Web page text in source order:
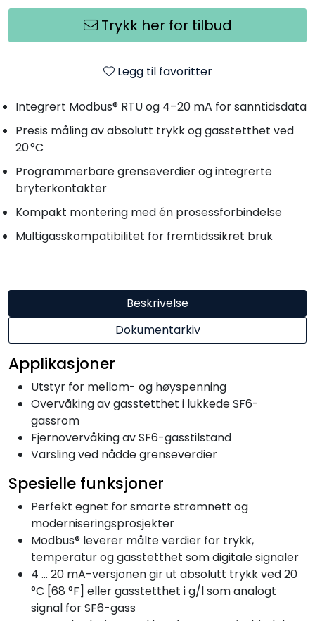
Trykk her for tilbud
Legg til favoritter
Integrert Modbus® RTU og 4–20 mA for sanntidsdata
Presis måling av absolutt trykk og gasstetthet ved
20 °C
Programmerbare grenseverdier og integrerte
bryterkontakter
Kompakt montering med én prosessforbindelse
Multigasskompatibilitet for fremtidssikret bruk
Beskrivelse
Dokumentarkiv
Applikasjoner
Utstyr for mellom- og høyspenning
Overvåking av gasstetthet i lukkede SF6-
gassrom
Fjernovervåking av SF6-gasstilstand
Varsling ved nådde grenseverdier
Spesielle funksjoner
Perfekt egnet for smarte strømnett og
moderniseringsprosjekter
Modbus® leverer målte verdier for trykk,
temperatur og gasstetthet som digitale signaler
4 ... 20 mA-versjonen gir ut absolutt trykk ved 20
°C [68 °F] eller gasstetthet i g/l som analogt
signal for SF6-gass